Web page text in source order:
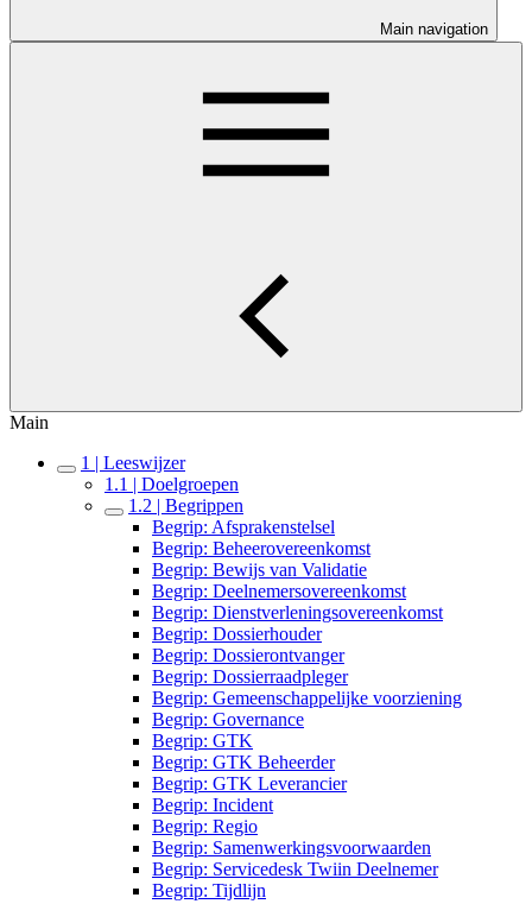
Main navigation
Main
1 | Leeswijzer
1.1 | Doelgroepen
1.2 | Begrippen
Begrip: Afsprakenstelsel
Begrip: Beheerovereenkomst
Begrip: Bewijs van Validatie
Begrip: Deelnemersovereenkomst
Begrip: Dienstverleningsovereenkomst
Begrip: Dossierhouder
Begrip: Dossierontvanger
Begrip: Dossierraadpleger
Begrip: Gemeenschappelijke voorziening
Begrip: Governance
Begrip: GTK
Begrip: GTK Beheerder
Begrip: GTK Leverancier
Begrip: Incident
Begrip: Regio
Begrip: Samenwerkingsvoorwaarden
Begrip: Servicedesk Twiin Deelnemer
Begrip: Tijdlijn